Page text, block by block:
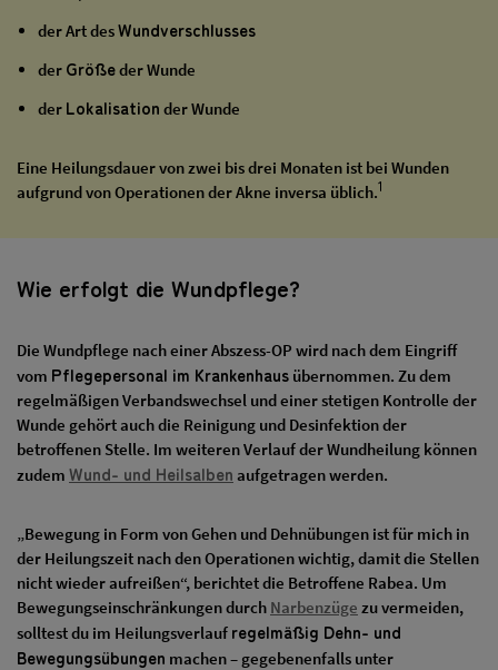
der Art desWundverschlusses
der Größeder Wunde
der Lokalisation der Wunde
Eine Heilungsdauer von zwei bis drei Monaten ist bei Wunden
aufgrund von Operationen der Akne inversa üblich.1
Wie erfolgt die Wundpflege?
Die Wundpflege nach einer Abszess-OP wird nach dem Eingriff
vom Pflegepersonal im Krankenhaus übernommen. Zu dem
regelmäßigen Verbandswechsel und einer stetigen Kontrolle der
Wunde gehört auch die Reinigung und Desinfektion der
betroffenen Stelle. Im weiteren Verlauf der Wundheilung können
zudem Wund- und Heilsalben aufgetragen werden.
„Bewegung in Form von Gehen und Dehnübungen ist für mich in
der Heilungszeit nach den Operationen wichtig, damit die Stellen
nicht wieder aufreißen“, berichtet die Betroffene Rabea. Um
Bewegungseinschränkungen durch Narbenzüge zu vermeiden,
solltest du im Heilungsverlauf regelmäßig Dehn- und
Bewegungsübungen machen – gegebenenfalls unter